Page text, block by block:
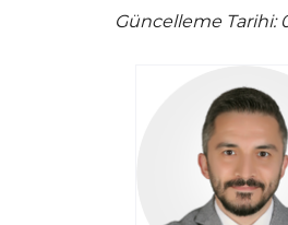
Güncelleme Tarihi: